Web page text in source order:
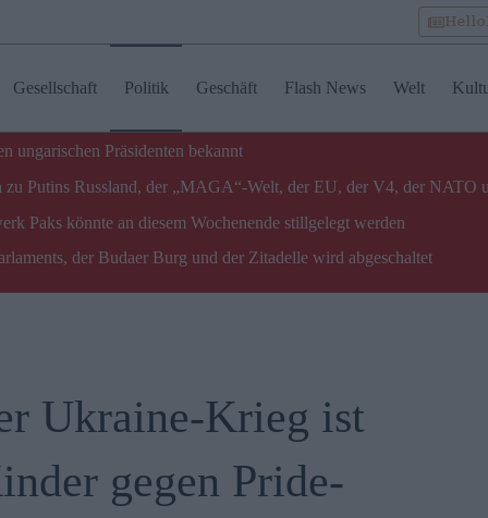
Gesellschaft Politik Geschäft Flash News Welt
ungarischen Präsidenten bekannt
Putins Russland, der „MAGA“-Welt, der EU, der V4, der NATO
Paks könnte an diesem Wochenende stillgelegt werden
der Budaer Burg und der Zitadelle wird abgeschaltet
Ukraine-Krieg ist
gegen Pride-